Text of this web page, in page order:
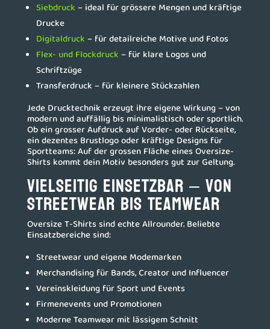
Siebdruck– ideal für grössere Mengen und kräftige
Drucke
Digitaldruck– für detailreiche Motive und Fotos
Flex- und Flockdruck– für klare Logos und
Schriftzüge
Transferdruck – für kleinere Stückzahlen
Jede Drucktechnik erzeugt ihre eigene Wirkung – von
modern und auffällig bis minimalistisch oder sportlich.
Ob ein grosser Aufdruck auf Vorder- oder Rückseite,
ein dezentes Brustlogo oder kräftige Designs für
Sportteams: Auf der grossen Fläche eines Oversize-
Shirts kommt dein Motiv besonders gut zur Geltung.
Vielseitig einsetzbar – von
Streetwear bis Teamwear
Oversize T-Shirts sind echte Allrounder. Beliebte
Einsatzbereiche sind:
Streetwear und eigene Modemarken
Merchandising für Bands, Creator und Influencer
Vereinskleidung für Sport und Events
Firmenevents und Promotionen
Moderne Teamwear mit lässigem Schnitt